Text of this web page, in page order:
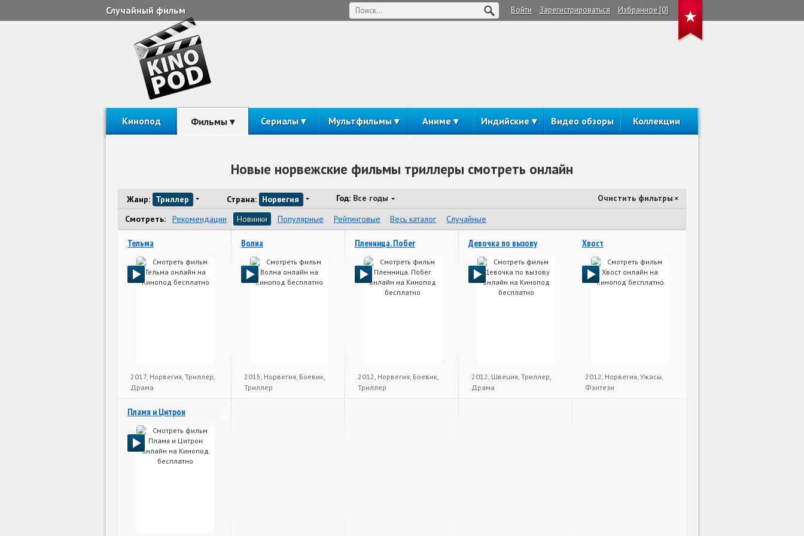
Случайный фильм Войти Зарегистрироваться Избранное [0]
Кинопод Фильмы Сериалы Мультфильмы Аниме Индийские Видео обзоры Коллекции
Новые норвежские фильмы триллеры смотреть онлайн
Жанр: Триллер Страна: Норвегия Год: Все годы Очистить фильтры ×
Смотреть: Рекомендации Новинки Популярные Рейтинговые Весь каталог Случайные
Тельма
2017, Норвегия, Триллер,
Драма
Волна
2015, Норвегия, Боевик,
Триллер
Пленница. Побег
2012, Норвегия, Боевик,
Триллер
Девочка по вызову
2012, Швеция, Триллер,
Драма
Хвост
2012, Норвегия, Ужасы,
Фэнтези
Пламя и Цитрон